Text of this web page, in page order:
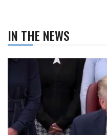
IN THE NEWS